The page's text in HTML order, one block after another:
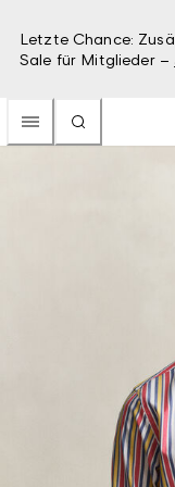
Letzte Chance:
Sale für Mitglieder –